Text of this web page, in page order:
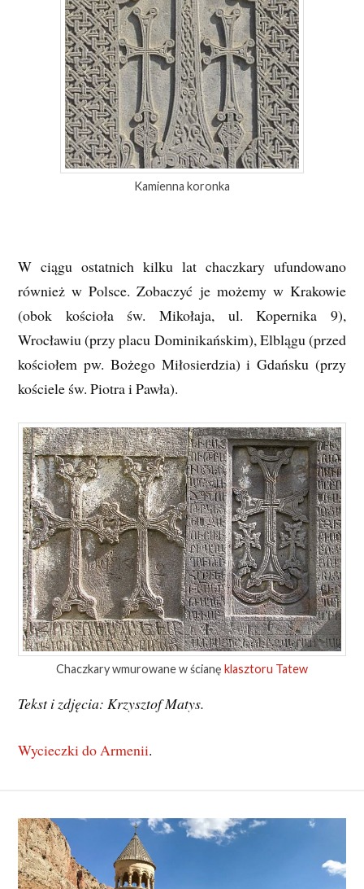
Kamienna koronka
W ciągu ostatnich kilku lat chaczkary ufundowano
również w Polsce. Zobaczyć je możemy w Krakowie
(obok kościoła św. Mikołaja, ul. Kopernika 9),
Wrocławiu (przy placu Dominikańskim), Elblągu (przed
kościołem pw. Bożego Miłosierdzia) i Gdańsku (przy
kościele św. Piotra i Pawła).
Chaczkary wmurowane w ścianę klasztoru Tatew
Tekst i zdjęcia: Krzysztof Matys.
Wycieczki do Armenii.